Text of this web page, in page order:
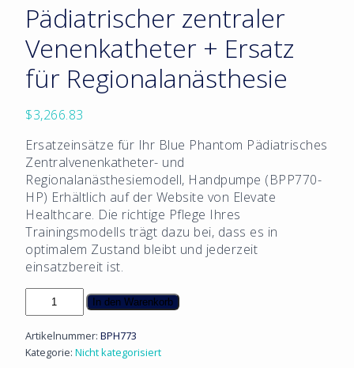
Pädiatrischer zentraler
Venenkatheter + Ersatz
für Regionalanästhesie
$3,266.83
Ersatzeinsätze für Ihr Blue Phantom Pädiatrisches
Zentralvenenkatheter- und
Regionalanästhesiemodell, Handpumpe (BPP770-
HP) Erhältlich auf der Website von Elevate
Healthcare. Die richtige Pflege Ihres
Trainingsmodells trägt dazu bei, dass es in
optimalem Zustand bleibt und jederzeit
einsatzbereit ist.
Pädiatrischer
zentraler
Venenkatheter
+
In den Warenkorb
Artikelnummer: BPH773
Kategorie: Nicht kategorisiert